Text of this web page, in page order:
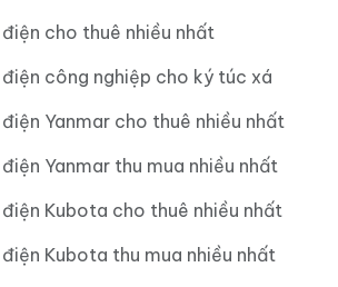
điện cho thuê nhiều nhất
điện công nghiệp cho ký túc xá
điện Yanmar cho thuê nhiều nhất
Yanmar thu mua nhiều nhất
điện Kubota cho thuê nhiều nhất
điện Kubota thu mua nhiều nhất